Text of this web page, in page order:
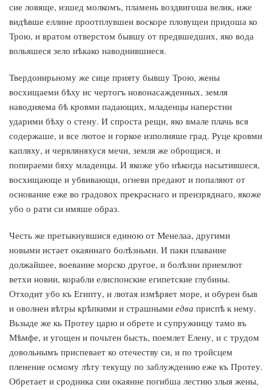
сие ловяще, изшед молкомъ, пламень воздвигоша велик, иже
видѣвше еллине проотплувшеи воскоре пловущеи придоша ко
Трою, и вратом отверстом бывшу от предвшедших, яко вода
вольяшеся зело нѣкако наводнившиеся.
Твердонирьному же сице прияту бывшу Трою, жены
восхищаеми бѣху ис чертогъ новонасажденных, земля
наводняема бѣ кровми падающих, младенцы наперстни
ударими бѣху о стену. И спроста рещи, яко вмале плачь вся
содержаше, и все лютое и горкое изполняше град. Руце кровми
капляху, и червляняхуся мечи, земля же оброщися, и
попираеми бяху младенцы. И якоже убо нѣкогда насытившеся,
восхищающе и убвивающи, огневи предают и попаляют от
основание еже во градовох прекраснаго и преизряднаго, якоже
убо о рати си имяше образ.
Честь же претыкнувшися единою от Менелаа, другими
новыми истает окаяннаго болѣзньми. И паки плавание
должайшее, воевание морско другое, и болѣзни приемлют
ветхи новии, корабли елиспонские египетские глубины.
Отходит убо къ Египту, и лютая измѣряет море, и обурен быв
и оволнен вѣтры крѣпкими и страшными едва приспѣ к нему.
Вьзыде же кь Протеу царю и обрете и супружницу тамо въ
Мѣмфе, и угощен и почьтен бысть, поемлет Елену, и с трудом
довольнымъ приспевает ко отечеству си, и по тройсцем
пленение осмому лѣту текущу по заблуждению еже къ Протеу.
Обретает и сродника сии окаянне погибша лестию злыя жены,